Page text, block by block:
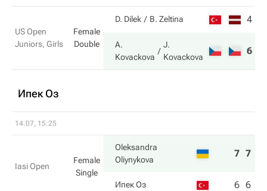
US Open
Juniors, Girls
Female
Double
D. Dilek B. Zeltina 4
A.
Kovackova
J.
Kovackova
6
Ипек Оз
14.07, 15:25
Iasi Open
Female
Single
Oleksandra
Oliynykova
7 7
Ипек Оз 6 6